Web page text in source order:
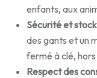
enfants, aux
Sécurité et
des gants et un
fermé à clé,
Respect des